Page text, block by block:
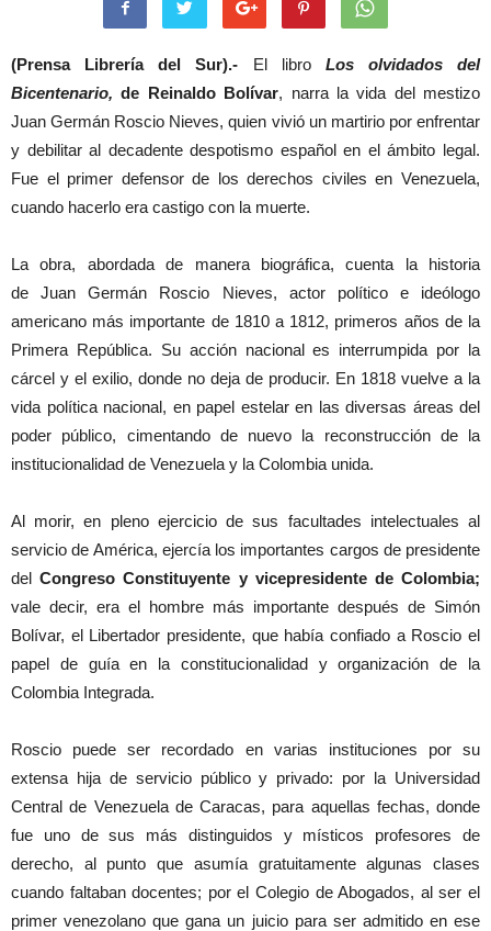
(Prensa Librería del Sur).- El libro
Los olvidados del
Bicentenario, de Reinaldo Bolívar, narra la vida del mestizo
Juan Germán Roscio Nieves, quien vivió un martirio por enfrentar
y debilitar al decadente despotismo español en el ámbito legal.
Fue el primer defensor de los derechos civiles en Venezuela,
cuando hacerlo era castigo con la muerte.
La obra, abordada de manera biográfica, cuenta la historia
de Juan Germán Roscio Nieves, actor político e ideólogo
americano más importante de 1810 a 1812, primeros años de la
Primera República. Su acción nacional es interrumpida por la
cárcel y el exilio, donde no deja de producir. En 1818 vuelve a la
vida política nacional, en papel estelar en las diversas áreas del
poder público, cimentando de nuevo la reconstrucción de la
institucionalidad de Venezuela y la Colombia unida.
Al morir, en pleno ejercicio de sus facultades intelectuales al
servicio de América, ejercía los importantes cargos de presidente
del Congreso Constituyente y vicepresidente de Colombia;
vale decir, era el hombre más importante después de Simón
Bolívar, el Libertador presidente, que había confiado a Roscio el
papel de guía en la constitucionalidad y organización de la
Colombia Integrada.
Roscio puede ser recordado en varias instituciones por su
extensa hija de servicio público y privado: por la Universidad
Central de Venezuela de Caracas, para aquellas fechas, donde
fue uno de sus más distinguidos y místicos profesores de
derecho, al punto que asumía gratuitamente algunas clases
cuando faltaban docentes; por el Colegio de Abogados, al ser el
primer venezolano que gana un juicio para ser admitido en ese